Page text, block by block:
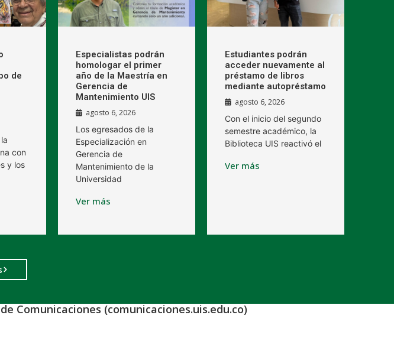
de
con
y los
Especialistas podrán
homologar el primer
año de la Maestría en
Gerencia de
Mantenimiento UIS
agosto 6, 2026
Los egresados de la
Especialización en
Gerencia de
Mantenimiento de la
Universidad
Ver más
Estudiantes podrán
acceder nuevamente al
préstamo de libros
mediante autopréstamo
agosto 6, 2026
Con el inicio del segundo
semestre académico, la
Biblioteca UIS reactivó el
Ver más
Comunicaciones (comunicaciones.uis.edu.co)